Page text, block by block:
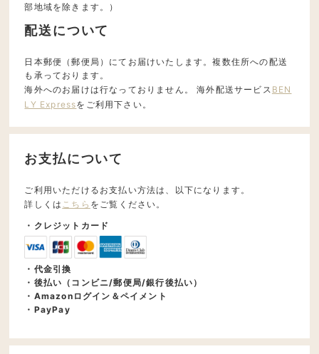
部地域を除きます。）
配送について
日本郵便（郵便局）にてお届けいたします。複数住所への配送
も承っております。
海外へのお届けは行なっておりません。 海外配送サービス BEN
LY Expressをご利用下さい。
お支払について
ご利用いただけるお支払い方法は、以下になります。
詳しくは こちら をご覧ください。
・クレジットカード
・代金引換
・後払い（コンビニ/郵便局/銀行後払い）
・Amazonログイン＆ペイメント
・PayPay